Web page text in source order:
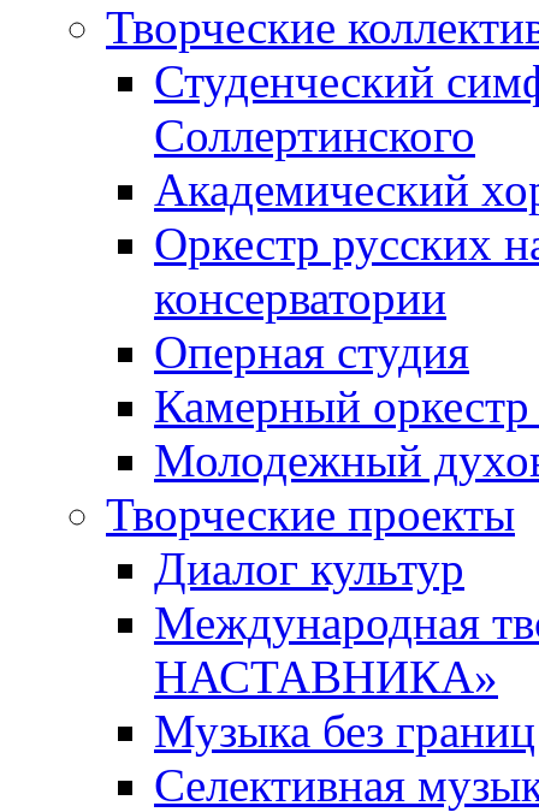
Творческие
Студенческий
Соллертинского
Академический
Оркестр русских
консерватории
Оперная студия
Камерный оркестр
Молодежный
Творческие проекты
Диалог культур
Международная
НАСТАВНИКА»
Музыка без границ
Селективная